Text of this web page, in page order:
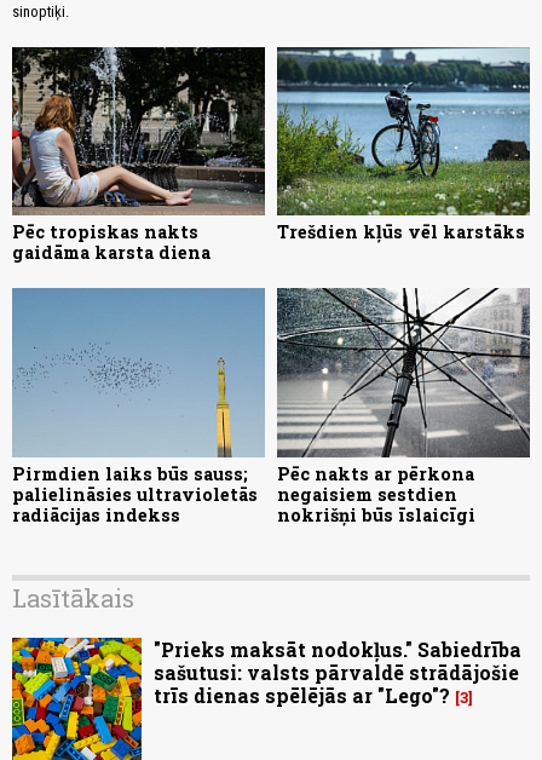
sinoptiķi.
Pēc tropiskas nakts
gaidāma karsta diena
Trešdien kļūs vēl karstāks
Pirmdien laiks būs sauss;
palielināsies ultravioletās
radiācijas indekss
Pēc nakts ar pērkona
negaisiem sestdien
nokrišņi būs īslaicīgi
Lasītākais
"Prieks maksāt nodokļus." Sabiedrība
sašutusi: valsts pārvaldē strādājošie
trīs dienas spēlējās ar "Lego"? 3